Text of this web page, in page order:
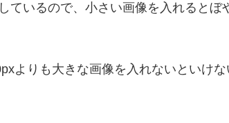
ているので、小さい画像を入れるとぼ
よりも大きな画像を入れないといけ